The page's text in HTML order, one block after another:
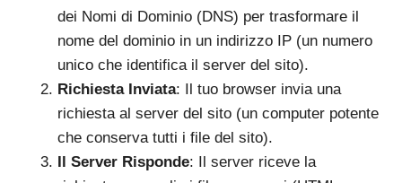
dei Nomi di Dominio (DNS) per trasformare il
nome del dominio in un indirizzo IP (un numero
unico che identifica il server del sito).
Richiesta Inviata: Il tuo browser invia una
richiesta al server del sito (un computer potente
che conserva tutti i file del sito).
Il Server Risponde: Il server riceve la